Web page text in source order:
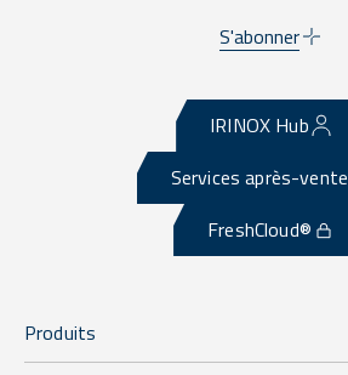
S'abonner
IRINOX Hub
Services après-vente
FreshCloud®
Produits